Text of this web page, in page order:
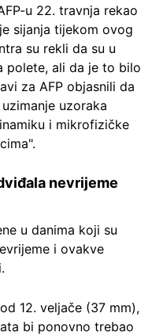
u 22. travnja rekao
sijanja tijekom ovog
su rekli da su u
polete, ali da je to bilo
za AFP objasnili da
uzoraka
i mikrofizičke
nevrijeme
u danima koji su
i ovakve
12. veljače (37 mm),
bi ponovno trebao